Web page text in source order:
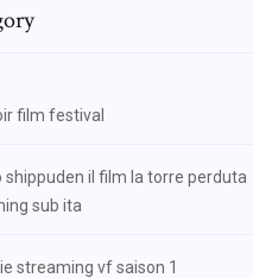
film festival
shippuden il film la torre perduta
sub ita
streaming vf saison 1